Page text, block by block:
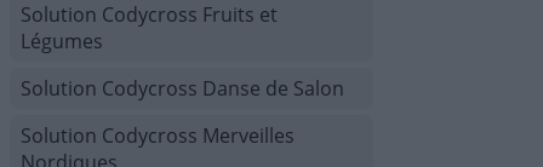
Solution Codycross Fruits et
Légumes
Solution Codycross Danse de Salon
Solution Codycross Merveilles